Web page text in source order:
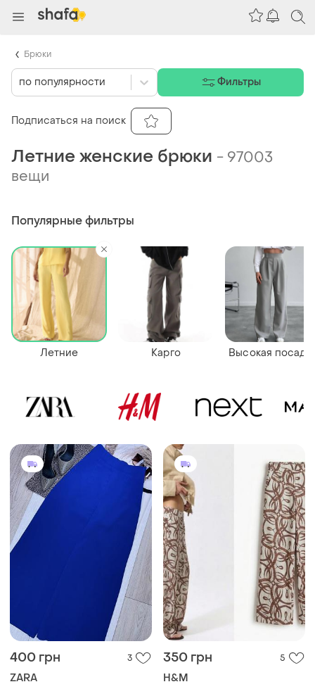
Летние женские брюки - 97003
вещи
400 грн 3
ZARA
350 грн 5
H&M
Популярные фильтры
Летние Карго Высокая
по популярности Фильтры
Подписаться на поиск
Брюки